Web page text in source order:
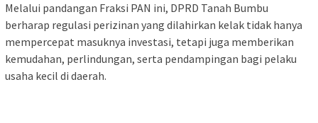
Melalui pandangan Fraksi PAN ini, DPRD Tanah Bumbu
berharap regulasi perizinan yang dilahirkan kelak tidak hanya
mempercepat masuknya investasi, tetapi juga memberikan
kemudahan, perlindungan, serta pendampingan bagi pelaku
usaha kecil di daerah.